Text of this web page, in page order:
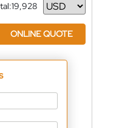
19,928
ONLINE QUOTE